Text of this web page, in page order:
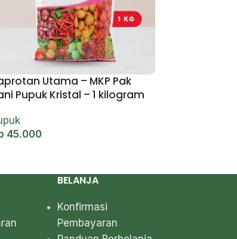
Utama – MKP Pak
Pupuk Kristal – 1 kilogram
45.000
BELANJA
Konfirmasi
Pembayaran